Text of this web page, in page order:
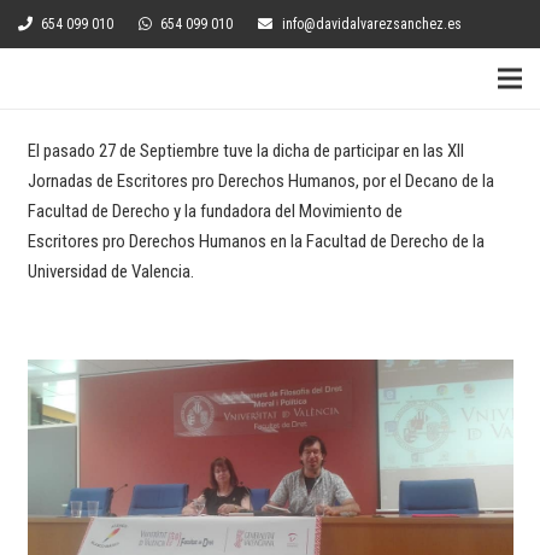
654 099 010 654 099 010 info@davidalvarezsanchez.es
El pasado 27 de Septiembre tuve la dicha de participar en las XII
Jornadas de Escritores pro Derechos Humanos, por el Decano de la
Facultad de Derecho y la fundadora del Movimiento de
Escritores pro Derechos Humanos en la Facultad de Derecho de la
Universidad de Valencia.